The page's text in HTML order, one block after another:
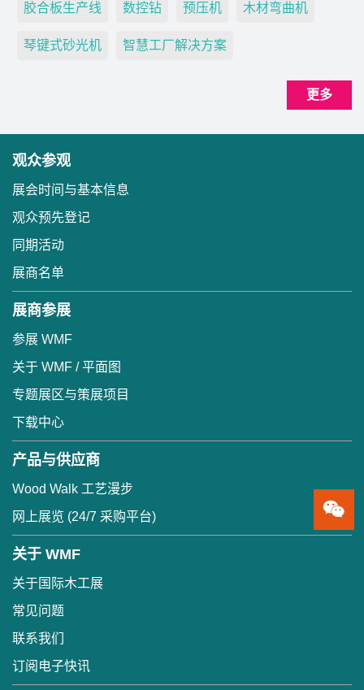
胶合板生产线 数控钻 预压机 木材弯曲机
琴键式砂光机 智慧工厂解决方案
更多
观众参观
展会时间与基本信息
观众预先登记
同期活动
展商名单
展商参展
参展 WMF
关于 WMF / 平面图
专题展区与策展项目
下载中心
产品与供应商
Wood Walk 工艺漫步
网上展览 (24/7 采购平台)
关于 WMF
关于国际木工展
常见问题
联系我们
订阅电子快讯